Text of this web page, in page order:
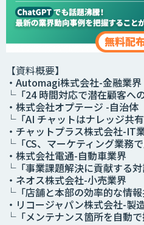
【資料概要】
・Automagi株式会社-金融業界
└「24 時間対応で潜在顧客へ
・株式会社オプテージ -自治体
└「AI チャットはナレッジ共
・チャットプラス株式会社-IT
└「CS、マーケティング業務
・株式会社電通-自動車業界
└「事業課題解決に貢献する対
・ネオス株式会社-小売業界
└「店舗と本部の効率的な情報
・リコージャパン株式会社-製
└「メンテナンス箇所を自動